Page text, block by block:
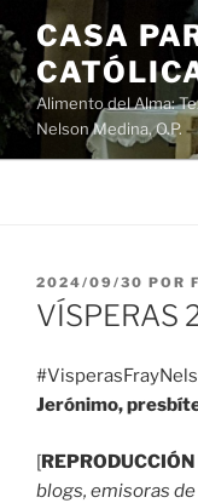
Saltar
al
contenido
CASA
Alimento del Alma:
Nelson Medina, O.P.
PUBLICADO
EL
2024/09/30 POR
Jerónimo,
[
blogs, emisoras